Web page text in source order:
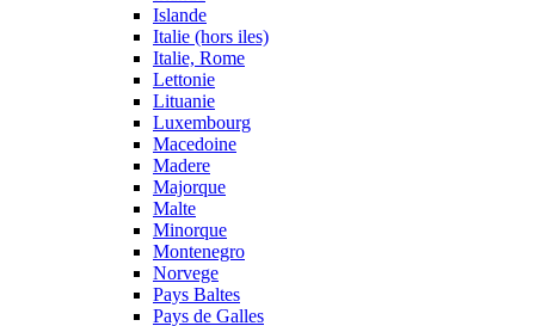
Islande
Italie (hors iles)
Italie, Rome
Lettonie
Lituanie
Luxembourg
Macedoine
Madere
Majorque
Malte
Minorque
Montenegro
Norvege
Pays Baltes
Pays de Galles